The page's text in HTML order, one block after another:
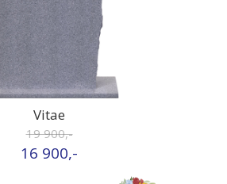
Vitae
19 900,-
16 900,-